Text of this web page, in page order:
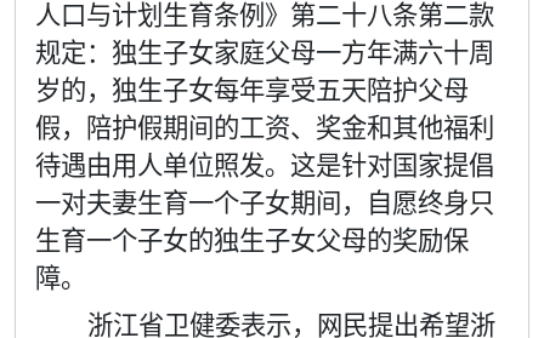
人口与计划生育条例》第二十八条第二款
规定：独生子女家庭父母一方年满六十周
岁的，独生子女每年享受五天陪护父母
假，陪护假期间的工资、奖金和其他福利
待遇由用人单位照发。这是针对国家提倡
一对夫妻生育一个子女期间，自愿终身只
生育一个子女的独生子女父母的奖励保
障。
浙江省卫健委表示，网民提出希望浙